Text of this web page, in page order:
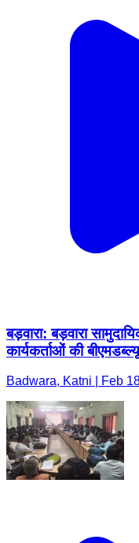
बड़वारा: बड़वारा
कार्यकर्ताओं की
Badwara, Katni | Feb